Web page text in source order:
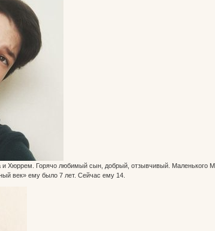
Горячо любимый сын, добрый, отзывчивый. Маленького
век» ему было 7 лет. Сейчас ему 14.